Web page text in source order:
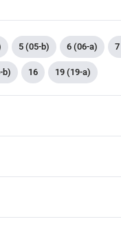
5 (05-b) 6 (06-a)
b) 16 19 (19-a)